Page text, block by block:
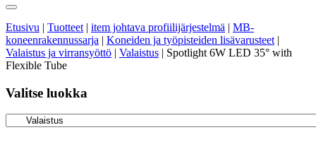
Etusivu | Tuotteet | item johtava profiilijärjestelmä | MB-
koneenrakennussarja | Koneiden ja työpisteiden lisävarusteet |
Valaistus ja virransyöttö | Valaistus | Spotlight 6W LED 35° with
Flexible Tube
Valitse luokka